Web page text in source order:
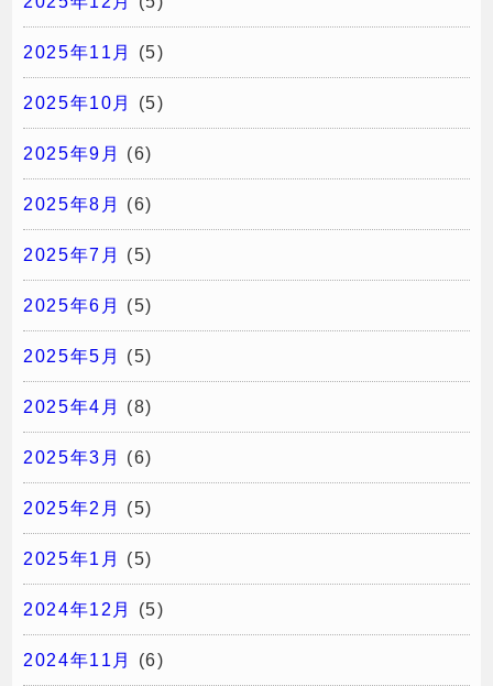
2025年11月 (5)
2025年10月 (5)
2025年9月 (6)
2025年8月 (6)
2025年7月 (5)
2025年6月 (5)
2025年5月 (5)
2025年4月 (8)
2025年3月 (6)
2025年2月 (5)
2025年1月 (5)
2024年12月 (5)
2024年11月 (6)